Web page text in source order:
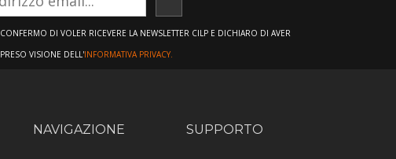
CONFERMO DI VOLER RICEVERE LA NEWSLETTER CILP E DICHIARO DI AVER
PRESO VISIONE DELL'INFORMATIVA PRIVACY.
NAVIGAZIONE SUPPORTO